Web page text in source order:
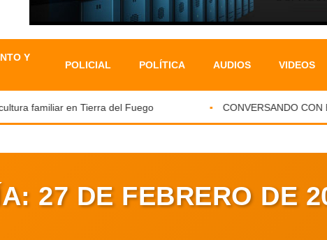
Y
POLICIAL POLÍTICA AUDIOS VIDEOS
familiar en Tierra del Fuego CONVERSANDO CON EL
27 DE FEBRERO DE